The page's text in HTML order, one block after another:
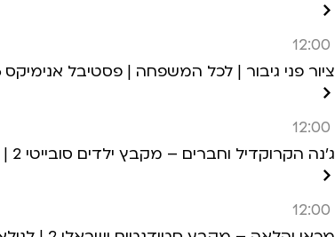
12:00
ציור פני גיבור | לכל המשפחה | פסטיבל אנימיקס 2026
12:00
ג’נה הקרוקדיל וחברים – מקבץ ילדים סובייטי 2 | לגילאי 5+ | פסטיבל אנימיקס 2026
12:00